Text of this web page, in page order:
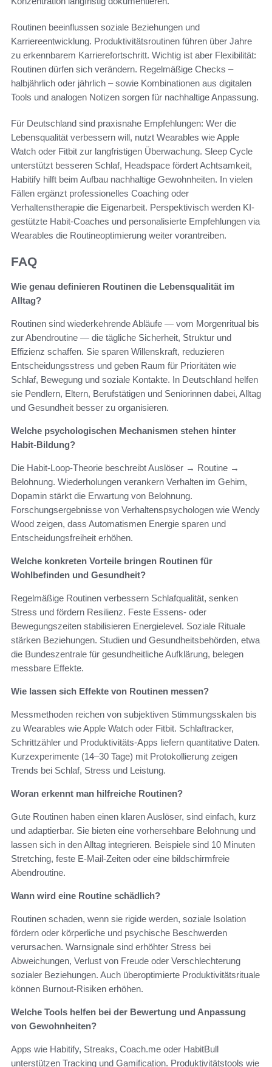
Routinen beeinflussen soziale Beziehungen und
Karriereentwicklung. Produktivitätsroutinen führen über Jahre
zu erkennbarem Karrierefortschritt. Wichtig ist aber Flexibilität:
Routinen dürfen sich verändern. Regelmäßige Checks –
halbjährlich oder jährlich – sowie Kombinationen aus digitalen
Tools und analogen Notizen sorgen für nachhaltige Anpassung.
Für Deutschland sind praxisnahe Empfehlungen: Wer die
Lebensqualität verbessern will, nutzt Wearables wie Apple
Watch oder Fitbit zur langfristigen Überwachung. Sleep Cycle
unterstützt besseren Schlaf, Headspace fördert Achtsamkeit,
Habitify hilft beim Aufbau nachhaltige Gewohnheiten. In vielen
Fällen ergänzt professionelles Coaching oder
Verhaltenstherapie die Eigenarbeit. Perspektivisch werden KI-
gestützte Habit-Coaches und personalisierte Empfehlungen via
Wearables die Routineoptimierung weiter vorantreiben.
FAQ
Wie genau definieren Routinen die Lebensqualität im
Alltag?
Routinen sind wiederkehrende Abläufe — vom Morgenritual bis
zur Abendroutine — die tägliche Sicherheit, Struktur und
Effizienz schaffen. Sie sparen Willenskraft, reduzieren
Entscheidungsstress und geben Raum für Prioritäten wie
Schlaf, Bewegung und soziale Kontakte. In Deutschland helfen
sie Pendlern, Eltern, Berufstätigen und Seniorinnen dabei, Alltag
und Gesundheit besser zu organisieren.
Welche psychologischen Mechanismen stehen hinter
Habit-Bildung?
Die Habit-Loop-Theorie beschreibt Auslöser → Routine →
Belohnung. Wiederholungen verankern Verhalten im Gehirn,
Dopamin stärkt die Erwartung von Belohnung.
Forschungsergebnisse von Verhaltenspsychologen wie Wendy
Wood zeigen, dass Automatismen Energie sparen und
Entscheidungsfreiheit erhöhen.
Welche konkreten Vorteile bringen Routinen für
Wohlbefinden und Gesundheit?
Regelmäßige Routinen verbessern Schlafqualität, senken
Stress und fördern Resilienz. Feste Essens- oder
Bewegungszeiten stabilisieren Energielevel. Soziale Rituale
stärken Beziehungen. Studien und Gesundheitsbehörden, etwa
die Bundeszentrale für gesundheitliche Aufklärung, belegen
messbare Effekte.
Wie lassen sich Effekte von Routinen messen?
Messmethoden reichen von subjektiven Stimmungsskalen bis
zu Wearables wie Apple Watch oder Fitbit. Schlaftracker,
Schrittzähler und Produktivitäts-Apps liefern quantitative Daten.
Kurzexperimente (14–30 Tage) mit Protokollierung zeigen
Trends bei Schlaf, Stress und Leistung.
Woran erkennt man hilfreiche Routinen?
Gute Routinen haben einen klaren Auslöser, sind einfach, kurz
und adaptierbar. Sie bieten eine vorhersehbare Belohnung und
lassen sich in den Alltag integrieren. Beispiele sind 10 Minuten
Stretching, feste E-Mail-Zeiten oder eine bildschirmfreie
Abendroutine.
Wann wird eine Routine schädlich?
Routinen schaden, wenn sie rigide werden, soziale Isolation
fördern oder körperliche und psychische Beschwerden
verursachen. Warnsignale sind erhöhter Stress bei
Abweichungen, Verlust von Freude oder Verschlechterung
sozialer Beziehungen. Auch überoptimierte Produktivitätsrituale
können Burnout-Risiken erhöhen.
Welche Tools helfen bei der Bewertung und Anpassung
von Gewohnheiten?
Apps wie Habitify, Streaks, Coach.me oder HabitBull
unterstützen Tracking und Gamification. Produktivitätstools wie